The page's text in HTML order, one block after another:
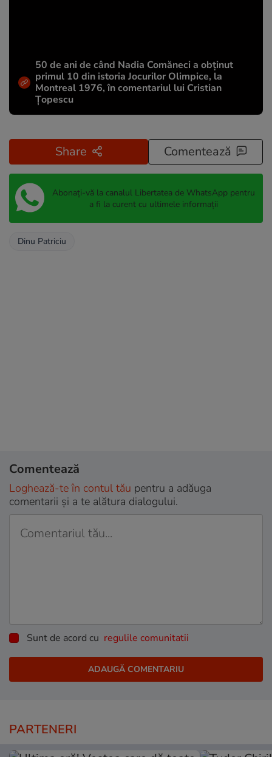
50 de ani de când Nadia Comăneci a obţinut
primul 10 din istoria Jocurilor Olimpice, la
Montreal 1976, în comentariul lui Cristian
Țopescu
Share Comentează
Abonați-vă la canalul Libertatea de WhatsApp pentru
a fi la curent cu ultimele informații
Dinu Patriciu
Comentează
Loghează-te în contul tău pentru a adăuga
comentarii și a te alătura dialogului.
Sunt de acord cu regulile comunitatii
PARTENERI